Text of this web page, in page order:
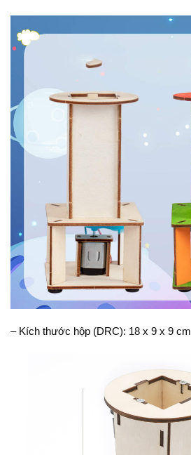
– Kích thước hộp (DRC): 18 x 9 x 9 cm